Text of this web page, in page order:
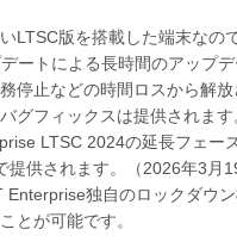
LTSC版を搭載した端末なので
ートによる長時間のアップ
停止などの時間ロスから解放
グフィックスは提供されます
LTSC 2024の延長フェー
供されます。（2026年3月
Enterprise独自のロックダウ
とが可能です。